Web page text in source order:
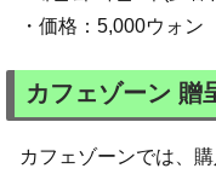
・価格：5,000ウォン
カフェゾーン 贈
カフェゾーンでは、